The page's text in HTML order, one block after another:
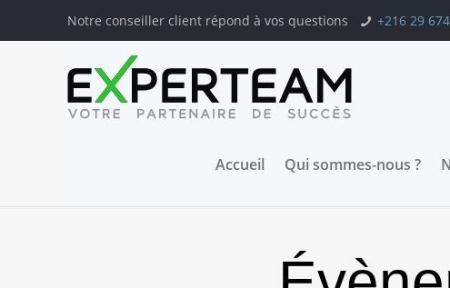
Notre conseiller client répond à vos questions +216 29
Accueil Qui sommes-nous ?